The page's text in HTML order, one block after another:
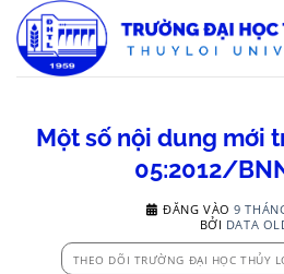
qua
nội
Một số nội dung mới
05:2012/
ĐĂNG VÀO9
BỞI DATA
THEO DÕI TRƯỜNG ĐẠI HỌC THỦY